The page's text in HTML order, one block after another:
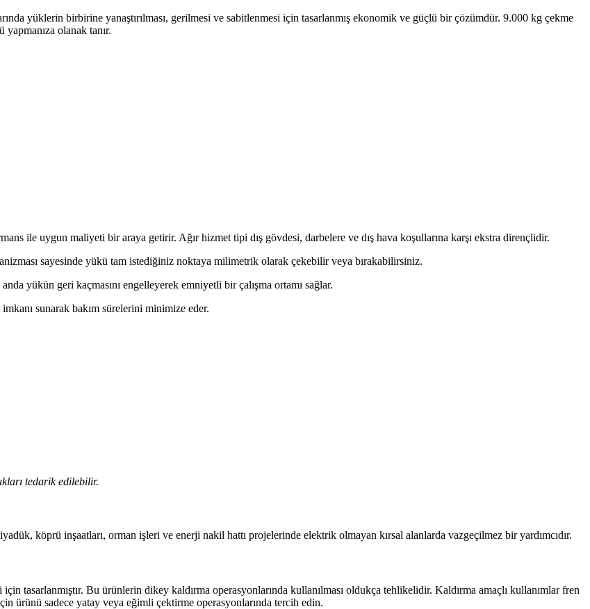
yüklerin birbirine yanaştırılması, gerilmesi ve sabitlenmesi için tasarlanmış ekonomik ve güçlü bir çözümdür. 9.000 kg çekme
olanak tanır.
ile uygun maliyeti bir araya getirir. Ağır hizmet tipi dış gövdesi, darbelere ve dış hava koşullarına karşı ekstra dirençlidir.
sayesinde yükü tam istediğiniz noktaya milimetrik olarak çekebilir veya bırakabilirsiniz.
yükün geri kaçmasını engelleyerek emniyetli bir çalışma ortamı sağlar.
sunarak bakım sürelerini minimize eder.
tedarik edilebilir.
köprü inşaatları, orman işleri ve enerji nakil hattı projelerinde elektrik olmayan kırsal alanlarda vazgeçilmez bir yardımcıdır.
için tasarlanmıştır. Bu ürünlerin dikey kaldırma operasyonlarında kullanılması oldukça tehlikelidir. Kaldırma amaçlı kullanımlar fren
ürünü sadece yatay veya eğimli çektirme operasyonlarında tercih edin.